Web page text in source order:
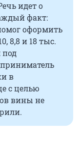
идет о
факт:
оформить
8,8 и 18 тыс.
под
в
с целью
вины не